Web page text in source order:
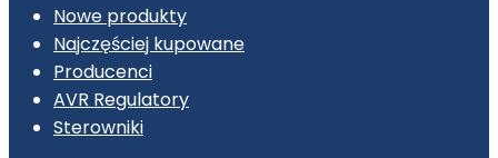
Nowe produkty
Najczęściej kupowane
Producenci
AVR Regulatory
Sterowniki